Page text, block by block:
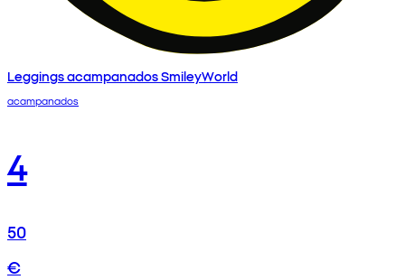
Leggings acampanados SmileyWorld
acampanados
4
50
€